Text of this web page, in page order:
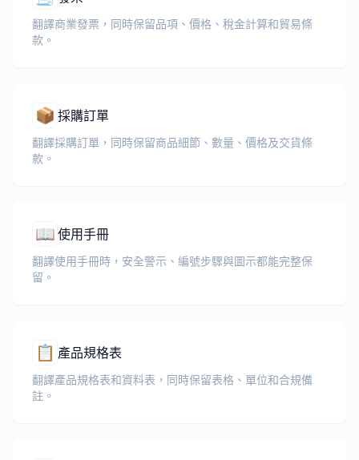
翻譯商業發票，同時保留品項、價格、稅金計算和貿易條
款。
📦 採購訂單
翻譯採購訂單，同時保留商品細節、數量、價格及交貨條
款。
📖使用手冊
翻譯使用手冊時，安全警示、編號步驟與圖示都能完整保
留。
📋 產品規格表
翻譯產品規格表和資料表，同時保留表格、單位和合規備
註。